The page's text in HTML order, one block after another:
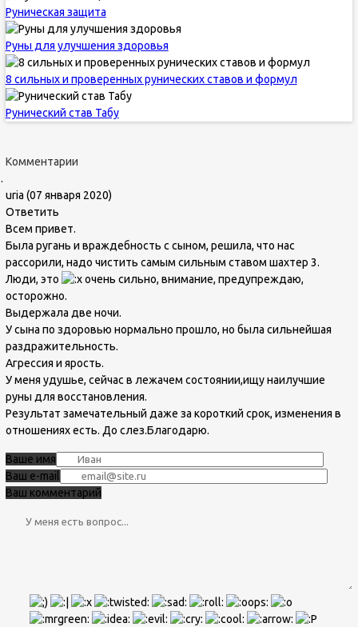
Руническая защита
Руны для улучшения здоровья
8 сильных и проверенных рунических ставов и формул
Рунический став Табу
Комментарии
uria (07 января 2020)
Ответить
Всем привет.
Была ругань и враждебность с сыном, решила, что нас
рассорили, надо чистить самым сильным ставом шахтер 3.
Люди, это
очень сильно, внимание, предупреждаю,
осторожно.
Выдержала две ночи.
У сына по здоровью нормально прошло, но была сильнейшая
раздражительность.
Агрессия и ярость.
У меня удушье, сейчас в лежачем состоянии,ищу наилучшие
руны для восстановления.
Результат замечательный даже за короткий срок, изменения в
отношениях есть. До слез.Благодарю.
Ваше имя
Ваш e-mail
Ваш комментарий